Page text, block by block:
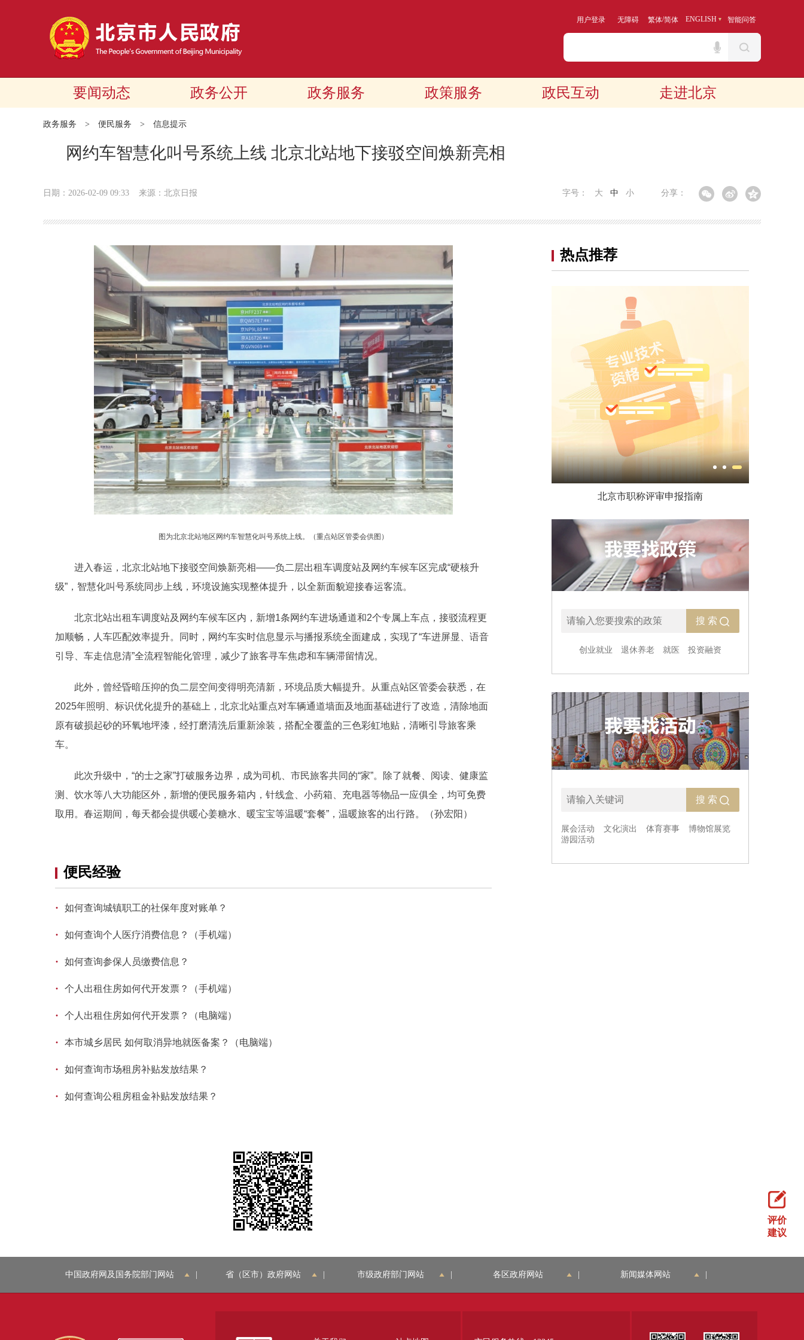
用户登录 无障碍 繁体/简体 ENGLISH 智能问答
要闻动态 政务公开 政务服务 政策服务 政民互动 走进北京
政务服务 > 便民服务 > 信息提示
网约车智慧化叫号系统上线 北京北站地下接驳空间焕新亮相
日期：2026-02-09 09:33 来源：北京日报 分享：
字号： 大 中 小
图为北京北站地区网约车智慧化叫号系统上线。（重点站区管委会供图）
进入春运，北京北站地下接驳空间焕新亮相——负二层出租车调度站及网约车候车区完成“硬核升
级”，智慧化叫号系统同步上线，环境设施实现整体提升，以全新面貌迎接春运客流。
北京北站出租车调度站及网约车候车区内，新增1条网约车进场通道和2个专属上车点，接驳流程更
加顺畅，人车匹配效率提升。同时，网约车实时信息显示与播报系统全面建成，实现了“车进屏显、语音
引导、车走信息清”全流程智能化管理，减少了旅客寻车焦虑和车辆滞留情况。
此外，曾经昏暗压抑的负二层空间变得明亮清新，环境品质大幅提升。从重点站区管委会获悉，在
2025年照明、标识优化提升的基础上，北京北站重点对车辆通道墙面及地面基础进行了改造，清除地面
原有破损起砂的环氧地坪漆，经打磨清洗后重新涂装，搭配全覆盖的三色彩虹地贴，清晰引导旅客乘
车。
此次升级中，“的士之家”打破服务边界，成为司机、市民旅客共同的“家”。除了就餐、阅读、健康监
测、饮水等八大功能区外，新增的便民服务箱内，针线盒、小药箱、充电器等物品一应俱全，均可免费
取用。春运期间，每天都会提供暖心姜糖水、暖宝宝等温暖“套餐”，温暖旅客的出行路。（孙宏阳）
便民经验
· 如何查询城镇职工的社保年度对账单？
· 如何查询个人医疗消费信息？（手机端）
· 如何查询参保人员缴费信息？
· 个人出租住房如何代开发票？（手机端）
· 个人出租住房如何代开发票？（电脑端）
· 本市城乡居民 如何取消异地就医备案？（电脑端）
· 如何查询市场租房补贴发放结果？
· 如何查询公租房租金补贴发放结果？
热点推荐
评价
建议
中国政府网及国务院部门网站 省（区市）政府网站 市级政府部门网站 各区政府网站 新闻媒体网站